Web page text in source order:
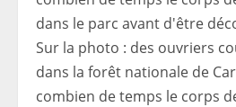
Sur la photo : des ouvriers
dans la forêt nationale de
combien de temps le corps